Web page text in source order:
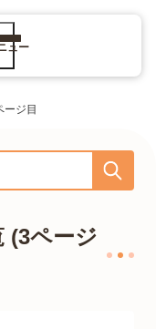
ュー
ジ目
(3ページ